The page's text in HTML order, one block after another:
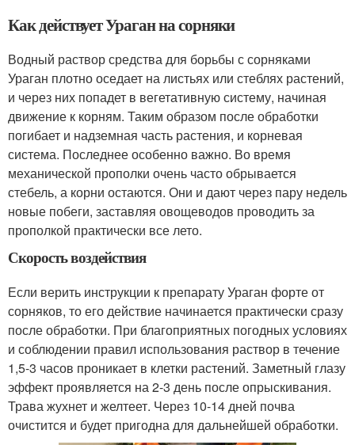
Как действует Ураган на сорняки
Водный раствор средства для борьбы с сорняками
Ураган плотно оседает на листьях или стеблях растений,
и через них попадет в вегетативную систему, начиная
движение к корням. Таким образом после обработки
погибает и надземная часть растения, и корневая
система. Последнее особенно важно. Во время
механической прополки очень часто обрывается
стебель, а корни остаются. Они и дают через пару недель
новые побеги, заставляя овощеводов проводить за
прополкой практически все лето.
Скорость воздействия
Если верить инструкции к препарату Ураган форте от
сорняков, то его действие начинается практически сразу
после обработки. При благоприятных погодных условиях
и соблюдении правил использования раствор в течение
1,5-3 часов проникает в клетки растений. Заметный глазу
эффект проявляется на 2-3 день после опрыскивания.
Трава жухнет и желтеет. Через 10-14 дней почва
очистится и будет пригодна для дальнейшей обработки.